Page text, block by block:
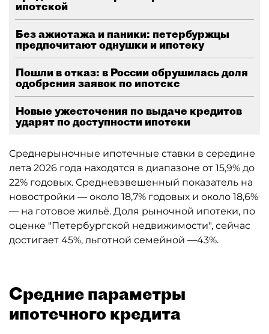
ипотекой
Без ажиотажа и паники: петербуржцы
предпочитают однушки и ипотеку
Пошли в отказ: в России обрушилась доля
одобрения заявок по ипотеке
Новые ужесточения по выдаче кредитов
ударят по доступности ипотеки
Среднерыночные ипотечные ставки в середине
лета 2026 года находятся в диапазоне от 15,9% до
22% годовых. Средневзвешенный показатель на
новостройки — около 18,7% годовых и около 18,6%
— на готовое жильё. Доля рыночной ипотеки, по
оценке "Петербургской недвижимости", сейчас
достигает 45%, льготной семейной —43%.
Средние параметры
ипотечного кредита